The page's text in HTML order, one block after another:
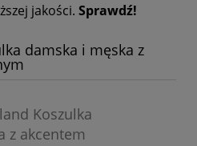
jakości. Sprawdź!
damska i męska z
Koszulka
z akcentem